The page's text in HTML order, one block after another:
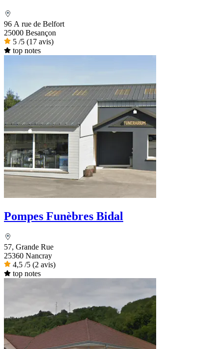
96 A rue de Belfort
25000 Besançon
5 /5 (17 avis)
top notes
Pompes Funèbres Bidal
57, Grande Rue
25360 Nancray
4,5 /5 (2 avis)
top notes